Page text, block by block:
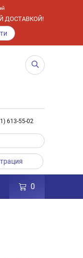
ДОСТАВКОЙ!
613-55-02
0
заказа